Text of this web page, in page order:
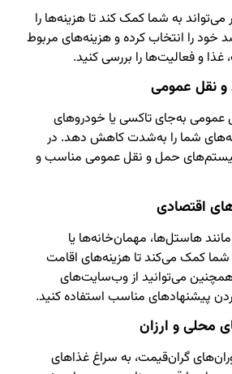
می‌تواند به شما کمک کند تا هزینه‌ها را
خود را انتخاب کرده و هزینه‌های مربوط
و فعالیت‌ها را بررسی کنید.
عمومی به‌جای تاکسی یا خودروهای
شما را به‌شدت کاهش دهد. در
حمل و نقل عمومی مناسب و
هاستل‌ها، مهمان‌خانه‌ها یا
شما کمک می‌کند تا هزینه‌های اقامت
می‌توانید از وب‌سایت‌های
پیشنهادهای مناسب استفاده کنید.
گران‌قیمت، به سراغ غذاهای